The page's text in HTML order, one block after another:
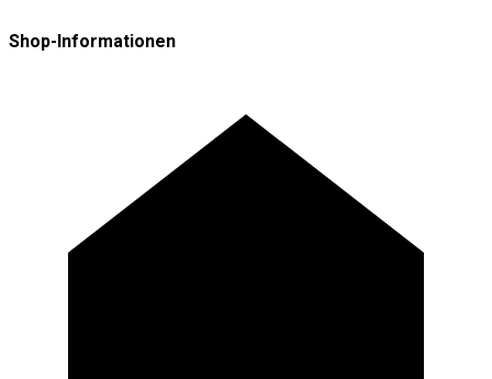
Shop-Informationen